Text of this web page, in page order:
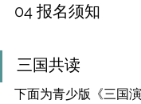
04 报名须知
三国共读
下面为青少版《三国